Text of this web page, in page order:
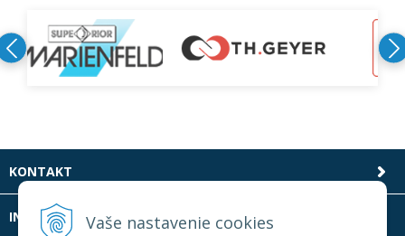
Vaše nastavenie cookies
KONTAKT
INFOLINKA